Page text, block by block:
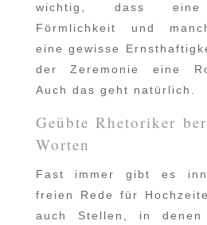
wichtig, dass eine
Förmlichkeit und
eine gewisse
der Zeremonie eine
Auch das geht natürlich.
Geübte Rhetoriker
Worten
Fast immer gibt es
freien Rede für
auch Stellen, in denen